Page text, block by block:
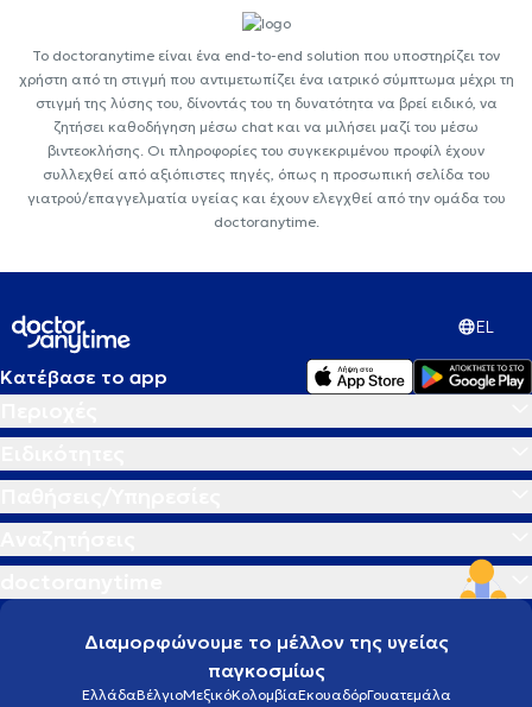
Το doctoranytime είναι ένα end-to-end solution που υποστηρίζει τον
χρήστη από τη στιγμή που αντιμετωπίζει ένα ιατρικό σύμπτωμα μέχρι τη
στιγμή της λύσης του, δίνοντάς του τη δυνατότητα να βρεί ειδικό, να
ζητήσει καθοδήγηση μέσω chat και να μιλήσει μαζί του μέσω
βιντεοκλήσης. Οι πληροφορίες του συγκεκριμένου προφίλ έχουν
συλλεχθεί από αξιόπιστες πηγές, όπως η προσωπική σελίδα του
γιατρού/επαγγελματία υγείας και έχουν ελεγχθεί από την ομάδα του
doctoranytime.
EL
Κατέβασε το app
Διαμορφώνουμε το μέλλον της υγείας
παγκοσμίως
ΕλλάδαΒέλγιοΜεξικόΚολομβίαΕκουαδόρΓουατεμάλα